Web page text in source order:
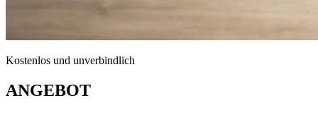
Kostenlos und unverbindlich
ANGEBOT